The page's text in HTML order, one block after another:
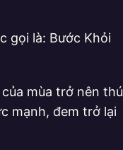
gọi là: Bước Khỏi
mùa trở nên thú
mạnh, đem trở lại